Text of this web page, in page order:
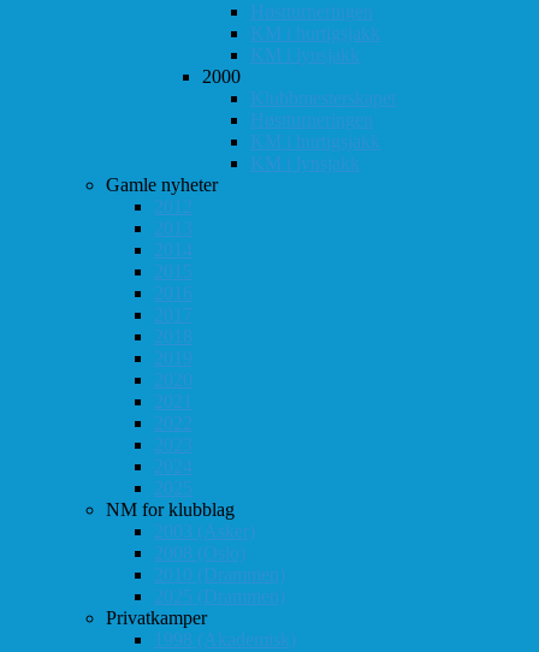
Høstturneringen
KM i hurtigsjakk
KM i lynsjakk
2000
Klubbmesterskapet
Høstturneringen
KM i hurtigsjakk
KM i lynsjakk
Gamle nyheter
2012
2013
2014
2015
2016
2017
2018
2019
2020
2021
2022
2023
2024
2025
NM for klubblag
2003 (Asker)
2008 (Oslo)
2010 (Drammen)
2025 (Drammen)
Privatkamper
1998 (Akademisk)